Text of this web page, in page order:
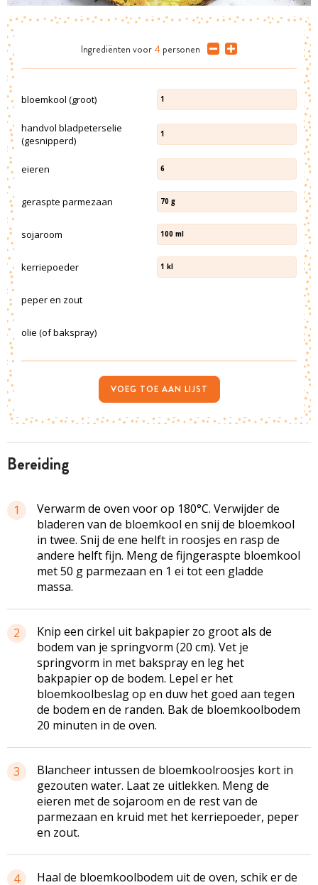
bereiding
1
Verwarm de oven voor op 180°C. Verwijder de
bladeren van de bloemkool en snij de bloemkool
in twee. Snij de ene helft in roosjes en rasp de
andere helft fijn. Meng de fijngeraspte bloemkool
met 50 g parmezaan en 1 ei tot een gladde
massa.
2
Knip een cirkel uit bakpapier zo groot als de
bodem van je springvorm (20 cm). Vet je
springvorm in met bakspray en leg het
bakpapier op de bodem. Lepel er het
bloemkoolbeslag op en duw het goed aan tegen
de bodem en de randen. Bak de bloemkoolbodem
20 minuten in de oven.
3
Blancheer intussen de bloemkoolroosjes kort in
gezouten water. Laat ze uitlekken. Meng de
eieren met de sojaroom en de rest van de
parmezaan en kruid met het kerriepoeder, peper
en zout.
4
Haal de bloemkoolbodem uit de oven, schik er de
Ingrediënten voor 4 personen
bloemkool (groot) 1
handvol bladpeterselie
(gesnipperd)
1
eieren 6
geraspte parmezaan 70 g
sojaroom 100 ml
kerriepoeder 1 kl
peper en zout
olie (of bakspray)
VOEG TOE AAN LIJST